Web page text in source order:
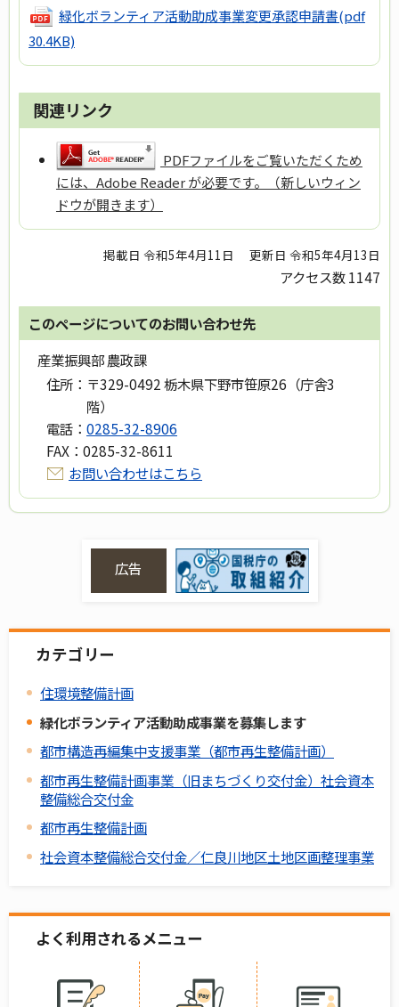
緑化ボランティア活動助成事業変更承認申請書(pdf
30.4KB)
関連リンク
PDFファイルをご覧いただくため
には、Adobe Reader が必要です。（新しいウィン
ドウが開きます）
掲載日 令和5年4月11日 更新日 令和5年4月13日
アクセス数1147
このページについてのお問い合わせ先
産業振興部 農政課
住所： 〒329-0492 栃木県下野市笹原26（庁舎3
階）
電話： 0285-32-8906
FAX： 0285-32-8611
お問い合わせはこちら
広告
カテゴリー
住環境整備計画
緑化ボランティア活動助成事業を募集します
都市構造再編集中支援事業（都市再生整備計画）
都市再生整備計画事業（旧まちづくり交付金）社会資本
整備総合交付金
都市再生整備計画
社会資本整備総合交付金／仁良川地区土地区画整理事業
よく利用されるメニュー